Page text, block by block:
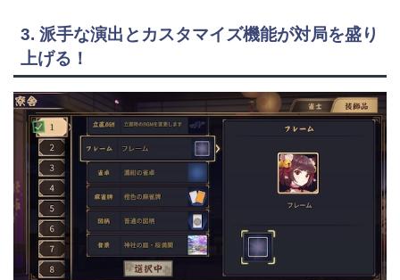
3. 派手な演出とカスタマイズ機能が対局を盛り
上げる！